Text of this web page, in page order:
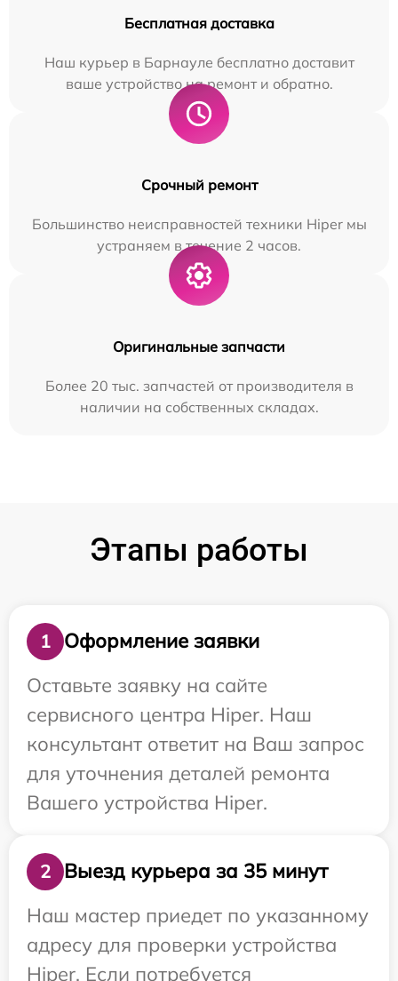
Бесплатная доставка
Наш курьер в Барнауле бесплатно доставит
ваше устройство на ремонт и обратно.
Срочный ремонт
Большинство неисправностей техники Hiper мы
устраняем в течение 2 часов.
Оригинальные запчасти
Более 20 тыс. запчастей от производителя в
наличии на собственных складах.
Этапы работы
1
Оформление заявки
Оставьте заявку на сайте
сервисного центра Hiper. Наш
консультант ответит на Ваш запрос
для уточнения деталей ремонта
Вашего устройства Hiper.
2
Выезд курьера за 35 минут
Наш мастер приедет по указанному
адресу для проверки устройства
Hiper. Если потребуется